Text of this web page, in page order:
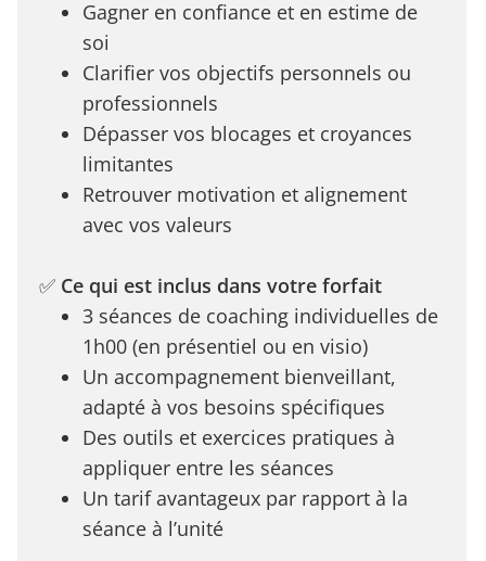
Gagner en confiance et en estime de
soi
Clarifier vos objectifs personnels ou
professionnels
Dépasser vos blocages et croyances
limitantes
Retrouver motivation et alignement
avec vos valeurs
✅ Ce qui est inclus dans votre forfait
3 séances de coaching individuelles de
1h00 (en présentiel ou en visio)
Un accompagnement bienveillant,
adapté à vos besoins spécifiques
Des outils et exercices pratiques à
appliquer entre les séances
Un tarif avantageux par rapport à la
séance à l’unité